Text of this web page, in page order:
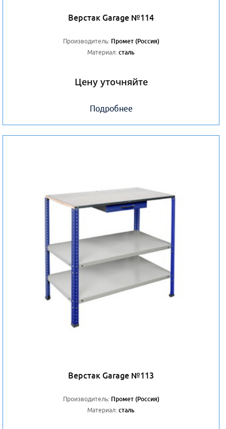
Верстак Garage №114
Производитель: Промет (Россия)
Материал: сталь
Цену уточняйте
Подробнее
Верстак Garage №113
Производитель: Промет (Россия)
Материал: сталь